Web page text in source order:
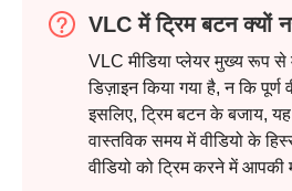
VLC में ट्रिम बटन क्यों
VLC मीडिया प्लेयर मुख्य रूप से
डिज़ाइन किया गया है, न कि पूर्ण
इसलिए, ट्रिम बटन के बजाय, यह
वास्तविक समय में वीडियो के
वीडियो को ट्रिम करने में आपकी